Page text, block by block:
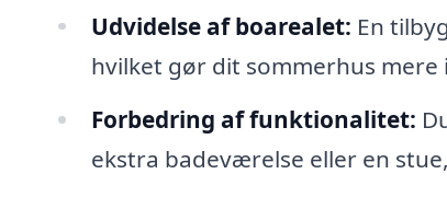
Udvidelse af boarealet: En
hvilket gør dit sommerhus mere
Forbedring af funktionalitet:
ekstra badeværelse eller en